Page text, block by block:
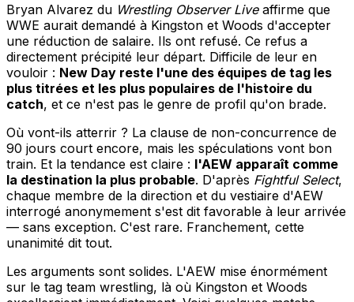
Bryan Alvarez du Wrestling Observer Liveaffirme que
WWE aurait demandé à Kingston et Woods d'accepter
une réduction de salaire. Ils ont refusé. Ce refus a
directement précipité leur départ. Difficile de leur en
vouloir : New Day reste l'une des équipes de tag les
plus titrées et les plus populaires de l'histoire du
catch, et ce n'est pas le genre de profil qu'on brade.
Où vont-ils atterrir ? La clause de non-concurrence de
90 jours court encore, mais les spéculations vont bon
train. Et la tendance est claire : l'AEW apparaît comme
la destination la plus probable. D'après Fightful Select,
chaque membre de la direction et du vestiaire d'AEW
interrogé anonymement s'est dit favorable à leur arrivée
— sans exception. C'est rare. Franchement, cette
unanimité dit tout.
Les arguments sont solides. L'AEW mise énormément
sur le tag team wrestling, là où Kingston et Woods